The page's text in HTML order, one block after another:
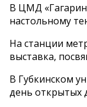
В ЦМД
настольному
На станции
выставка,
В Губкинском
день открытых